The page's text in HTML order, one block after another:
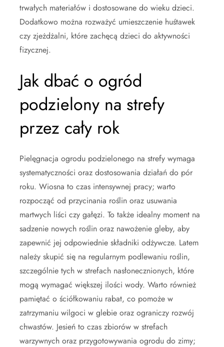
trwałych materiałów i dostosowane do wieku dzieci.
Dodatkowo można rozważyć umieszczenie huśtawek
czy zjeżdżalni, które zachęcą dzieci do aktywności
fizycznej.
Jak dbać o ogród
podzielony na strefy
przez cały rok
Pielęgnacja ogrodu podzielonego na strefy wymaga
systematyczności oraz dostosowania działań do pór
roku. Wiosna to czas intensywnej pracy; warto
rozpocząć od przycinania roślin oraz usuwania
martwych liści czy gałęzi. To także idealny moment na
sadzenie nowych roślin oraz nawożenie gleby, aby
zapewnić jej odpowiednie składniki odżywcze. Latem
należy skupić się na regularnym podlewaniu roślin,
szczególnie tych w strefach nasłonecznionych, które
mogą wymagać większej ilości wody. Warto również
pamiętać o ściółkowaniu rabat, co pomoże w
zatrzymaniu wilgoci w glebie oraz ograniczy rozwój
chwastów. Jesień to czas zbiorów w strefach
warzywnych oraz przygotowywania ogrodu do zimy;